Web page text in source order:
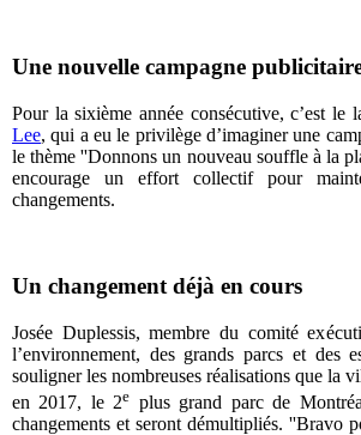
Une nouvelle campagne
Pour la sixième année consécutive, c’est
Lee, qui a eu le privilège d’imaginer une
le thème ''Donnons un nouveau souffle à la
encourage un effort collectif pour
changements.
Un changement déjà en cours
Josée Duplessis, membre du comité
l’environnement, des grands parcs et
souligner les nombreuses réalisations que la
en 2017, le 2e plus grand parc de
changements et seront démultipliés. ''Bravo